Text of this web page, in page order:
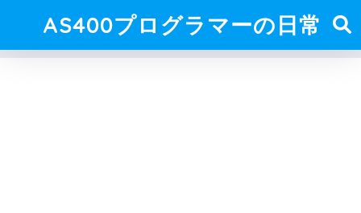
AS400プログラマーの日常